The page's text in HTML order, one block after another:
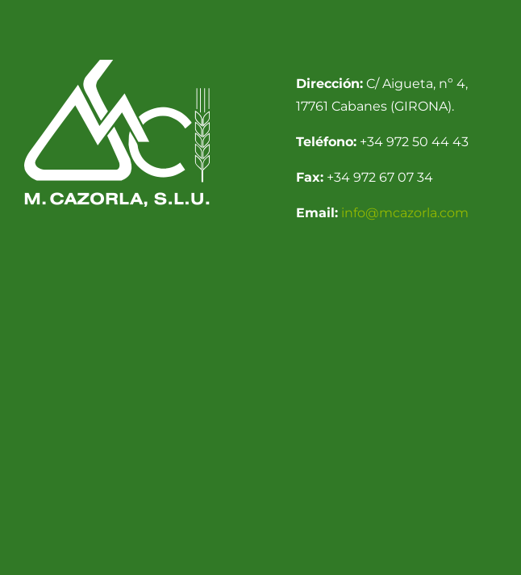
Dirección:C/ Aigueta, nº 4,
17761 Cabanes (GIRONA).
Teléfono:+34 972 50 44 43
Fax:+34 972 67 07 34
Email: info@mcazorla.com